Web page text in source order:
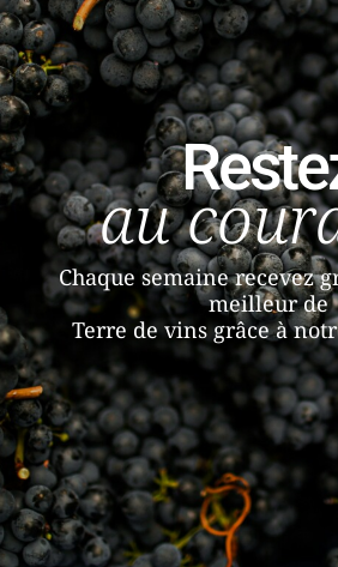
au
Chaque semaine recevez
meilleur de
Terre de vins grâce à